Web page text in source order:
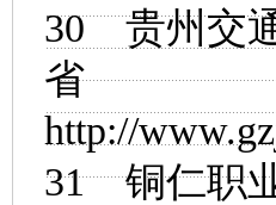
30贵州交
省
http://
31铜仁职